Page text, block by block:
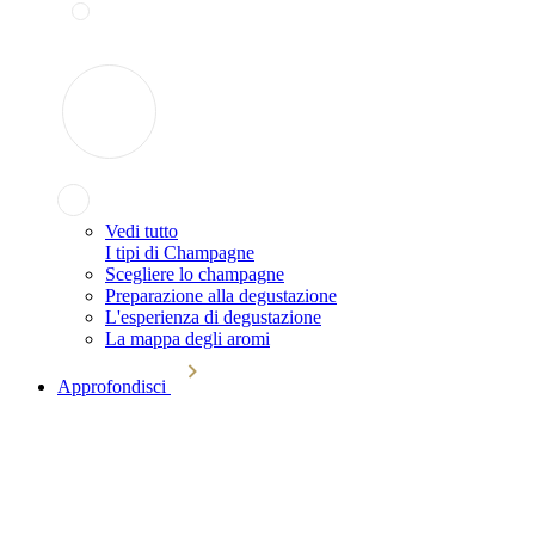
Vedi tutto
I tipi di Champagne
Scegliere lo champagne
Preparazione alla degustazione
L'esperienza di degustazione
La mappa degli aromi
Approfondisci